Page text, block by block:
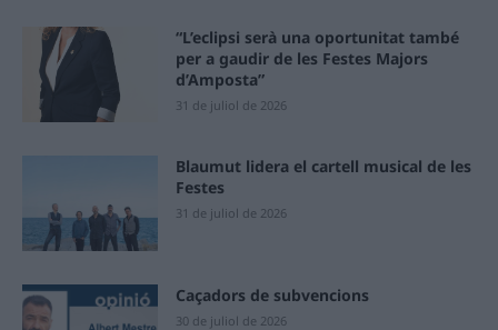
“L’eclipsi serà una oportunitat també
per a gaudir de les Festes Majors
d’Amposta”
31 de juliol de 2026
Blaumut lidera el cartell musical de les
Festes
31 de juliol de 2026
Caçadors de subvencions
30 de juliol de 2026